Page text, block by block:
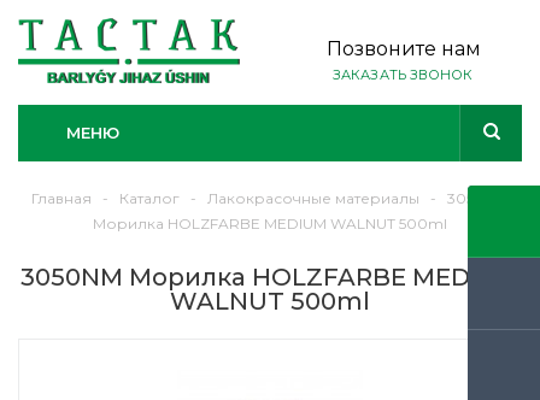
Позвоните нам
ЗАКАЗАТЬ ЗВОНОК
МЕНЮ
Главная - Каталог - Лакокрасочные материалы -
3050NM
Морилка HOLZFARBE MEDIUM WALNUT 500ml
3050NM Морилка HOLZFARBE MEDIUM
WALNUT 500ml